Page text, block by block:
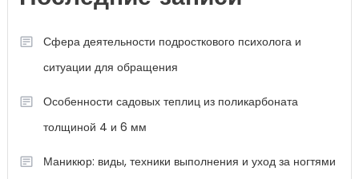
Сфера деятельности подросткового психолога и
ситуации для обращения
Особенности садовых теплиц из поликарбоната
толщиной 4 и 6 мм
Маникюр: виды, техники выполнения и уход за ногтями